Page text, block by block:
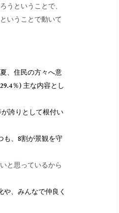
ということで、
いうことで動いて
、住民の方々へ意
％) 主な内容とし
誇りとして根付い
も、8割が景観を守
と思っているから
、みんなで仲良く